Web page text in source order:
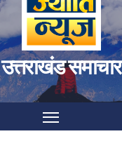
उत्तराखंड समाचार